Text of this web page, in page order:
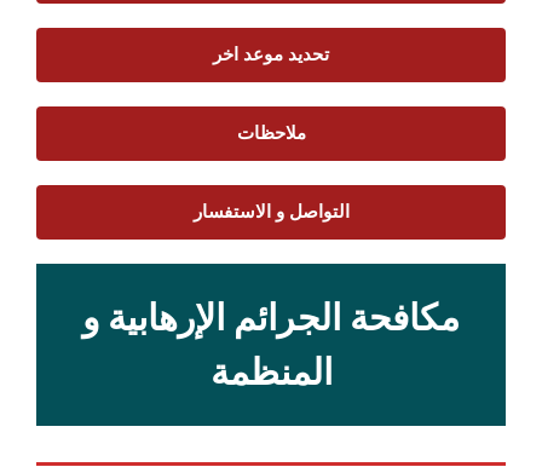
تحديد موعد اخر
ملاحظات
التواصل و الاستفسار
مكافحة الجرائم الإرهابية و
المنظمة